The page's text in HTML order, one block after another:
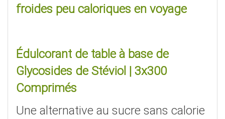
froides peu caloriques en voyage
Édulcorant de table à base de
Glycosides de Stéviol | 3x300
Comprimés
Une alternative au sucre sans calorie